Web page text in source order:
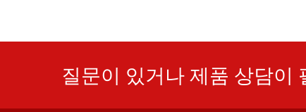
질문이 있거나 제품 상담이